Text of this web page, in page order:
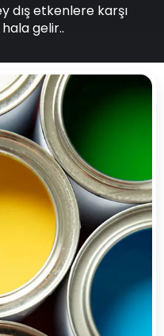
dış etkenlere karşı
gelir..